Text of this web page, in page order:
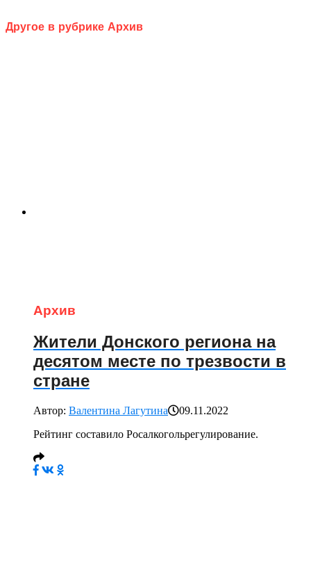
Другое в рубрике Архив
Архив
Жители Донского региона на
десятом месте по трезвости в
стране
Автор: Валентина Лагутина
09.11.2022
Рейтинг составило Росалкогольрегулирование.